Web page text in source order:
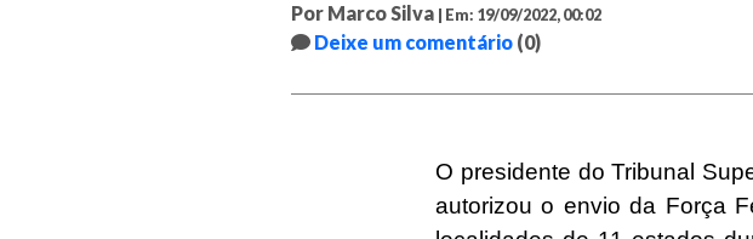
Por Marco Silva | Em: 19/09/2022, 00:02
Deixe um comentário (0)
O presidente do Tribunal
autorizou o envio da Força